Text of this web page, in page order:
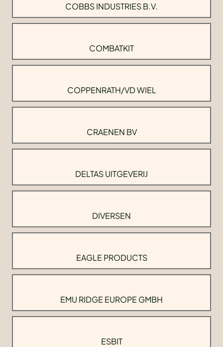
COBBS INDUSTRIES B.V.
COMBATKIT
COPPENRATH/VD WIEL
CRAENEN BV
DELTAS UITGEVERIJ
DIVERSEN
EAGLE PRODUCTS
EMU RIDGE EUROPE GMBH
ESBIT